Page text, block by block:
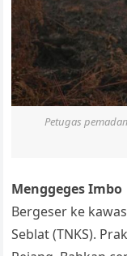
Petugas
Menggeges Imbo
Bergeser ke
Seblat (TNKS).